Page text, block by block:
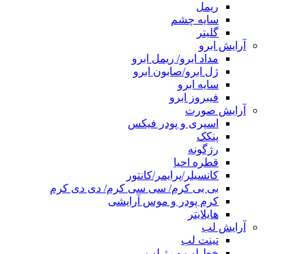
ریمل
سایه چشم
گلیتر
آرایش ابرو
مداد ابرو/ ریمل ابرو
ژل ابرو/صابون ابرو
سایه ابرو
فیبروز ابرو
آرایش صورت
اسپری و پودر فیکس
پنکک
رژگونه
قطره احیا
کانسیلر/پرایمر/کانتور
بی بی کرم/ سی سی کرم/ دی دی کرم
کرم پودر و موس آرایشی
هایلایتر
آرایش لب
تینت لب